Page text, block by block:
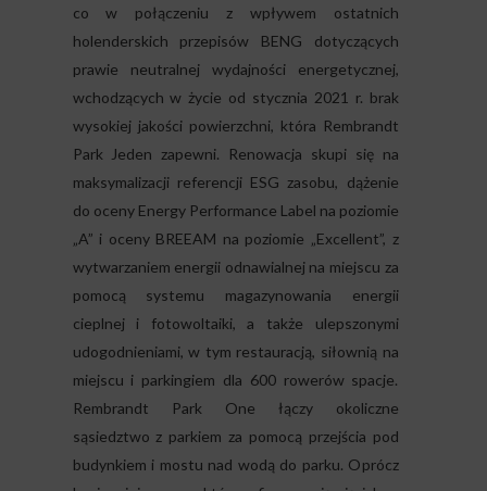
co w połączeniu z wpływem ostatnich
holenderskich przepisów BENG dotyczących
prawie neutralnej wydajności energetycznej,
wchodzących w życie od stycznia 2021 r. brak
wysokiej jakości powierzchni, która Rembrandt
Park Jeden zapewni. Renowacja skupi się na
maksymalizacji referencji ESG zasobu, dążenie
do oceny Energy Performance Label na poziomie
„A” i oceny BREEAM na poziomie „Excellent”, z
wytwarzaniem energii odnawialnej na miejscu za
pomocą systemu magazynowania energii
cieplnej i fotowoltaiki, a także ulepszonymi
udogodnieniami, w tym restauracją, siłownią na
miejscu i parkingiem dla 600 rowerów spacje.
Rembrandt Park One łączy okoliczne
sąsiedztwo z parkiem za pomocą przejścia pod
budynkiem i mostu nad wodą do parku. Oprócz